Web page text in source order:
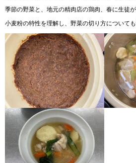
季節の野菜と、地元の精肉店の鶏肉、春に生徒
小麦粉の特性を理解し、野菜の切り方について